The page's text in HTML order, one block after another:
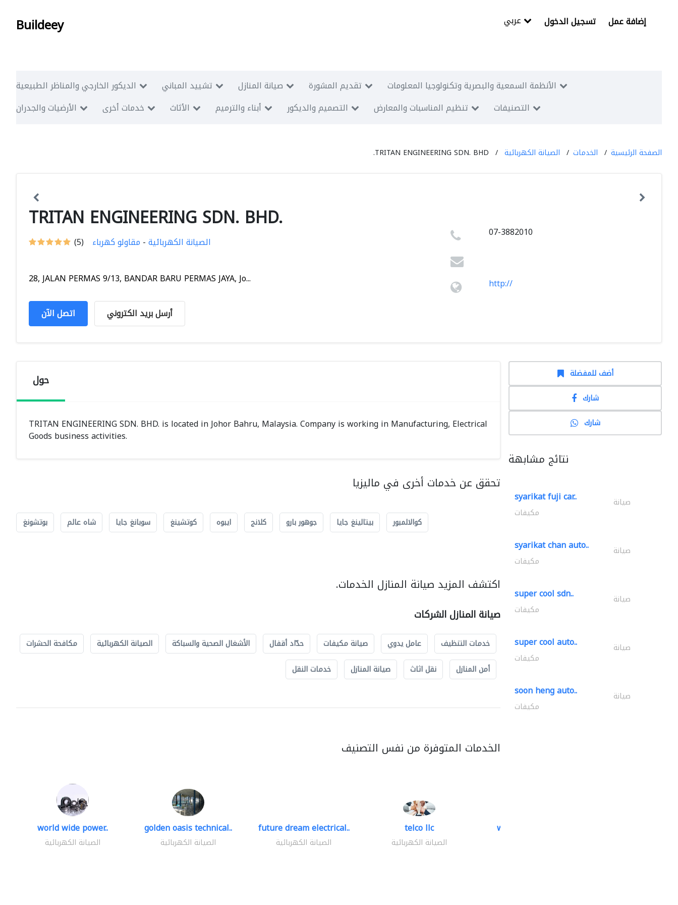
Buildeey تسجيل الدخول إضافة عمل
الديكور الخارجي والمناظر الطبيعية تشييد المباني صيانة المنازل تقديم المشورة
الأنظمة السمعية والبصرية وتكنولوجيا المعلومات
الأرضيات والجدران
خدمات أخرى الأثاث أبناء والترميم التصميم والديكور تنظيم المناسبات والمعارض التصنيفات
الصفحة الرئيسية الخدمات الصيانة الكهربائية TRITAN ENGINEERING SDN. BHD.
TRITAN ENGINEERING SDN. BHD.
(5) الصيانة الكهربائية- مقاولو كهرباء
28, JALAN PERMAS 9/13, BANDAR BARU PERMAS JAYA, Jo...
اتصل الآن أرسل بريد الكتروني
07-3882010
http://
حول
TRITAN ENGINEERING SDN. BHD. is located in Johor Bahru, Malaysia. Company is working in Manufacturing, Electrical
Goods business activities.
تحقق عن خدمات أخرى في ماليزيا
كوالالمبور بيتالينغ جايا جوهور بارو كلانج ايبوه كوتشينغ سوبانغ جايا شاه عالم بوتشونغ
اكتشف المزيد صيانة المنازل الخدمات.
صيانة المنازل الشركات
خدمات التنظيف عامل يدوي صيانة مكيفات حدّاد أقفال الأشغال الصحية والسباكة الصيانة الكهربائية
مكافحة الحشرات
أمن المنازل
نقل اثاث صيانة المنازل خدمات النقل
الخدمات المتوفرة من نفس التصنيف
world wide power..
الصيانة الكهربائية
golden oasis technical..
الصيانة الكهربائية
future dream electrical..
الصيانة الكهربائية
telco llc
الصيانة الكهربائية
white arch general..
أضف للمفضلة
شارك
شارك
نتائج مشابهة
syarikat fuji car.. صيانة
مكيفات
syarikat chan auto.. صيانة
مكيفات
super cool sdn.. صيانة
مكيفات
super cool auto.. صيانة
مكيفات
soon heng auto.. صيانة
مكيفات